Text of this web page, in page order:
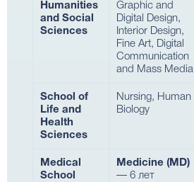
Humanities
and Social
Sciences
Graphic and
Digital Design,
Interior Design,
Fine Art, Digital
Communication
and Mass Media
School of
Life and
Health
Sciences
Nursing, Human
Biology
Medical
School
Medicine (MD)
— 6 лет